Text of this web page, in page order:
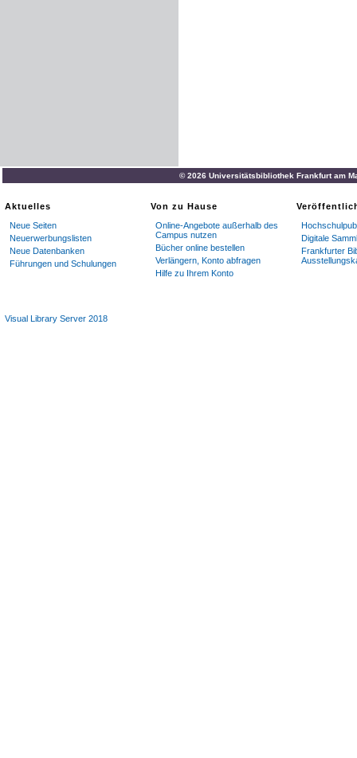
© 2026 Universitätsbibliothek Frankfurt am
Aktuelles
Neue Seiten
Neuerwerbungslisten
Neue Datenbanken
Führungen und Schulungen
Von zu Hause
Online-Angebote außerhalb des
Campus nutzen
Bücher online bestellen
Verlängern, Konto abfragen
Hilfe zu Ihrem Konto
Digitale
Frankfurter
Visual Library Server 2018